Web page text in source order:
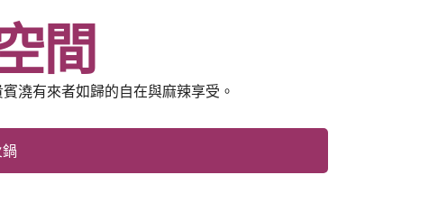
間
澆有來者如歸的自在與麻辣享受。